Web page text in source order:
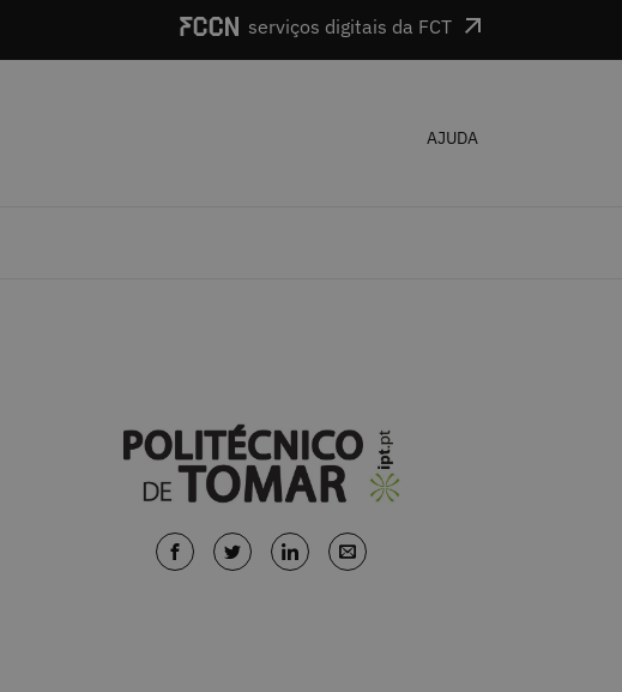
serviços digitais da FCT
AJUDA